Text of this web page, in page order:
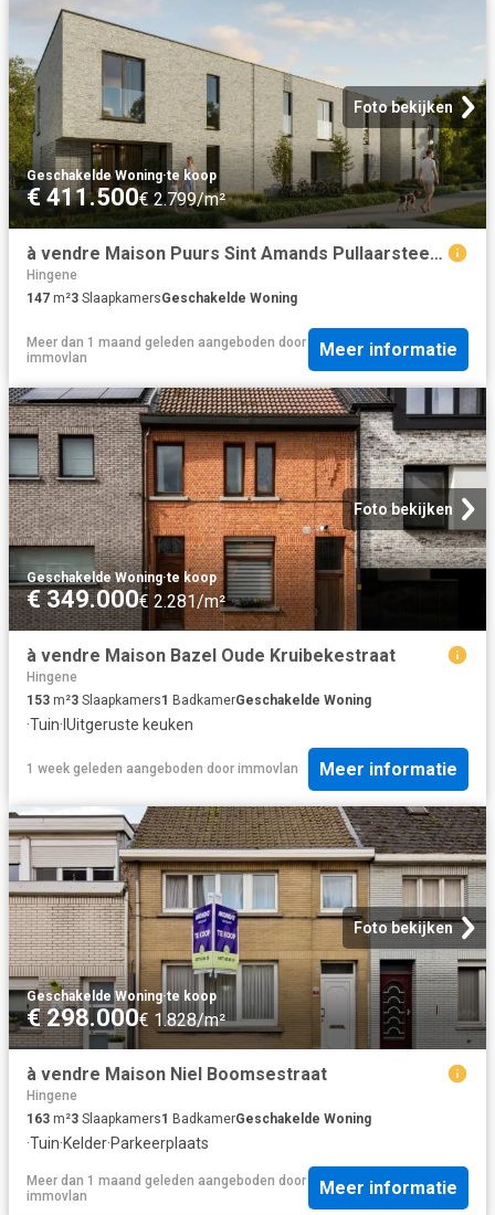
Foto bekijken
Geschakelde Woning·te koop
€ 411.500€ 2.799/m²
à vendre Maison Puurs Sint Amands Pullaarsteenweg
Hingene
147 m²3 SlaapkamersGeschakelde Woning
Meer dan 1 maand geleden aangeboden door
immovlan
Meer informatie
Foto bekijken
Geschakelde Woning·te koop
€ 349.000€ 2.281/m²
à vendre Maison Bazel Oude Kruibekestraat
Hingene
153 m²3 Slaapkamers1 BadkamerGeschakelde Woning
·Tuin·IUitgeruste keuken
1 week geleden aangeboden door immovlan Meer informatie
Foto bekijken
Geschakelde Woning·te koop
€ 298.000€ 1.828/m²
à vendre Maison Niel Boomsestraat
Hingene
163 m²3 Slaapkamers1 BadkamerGeschakelde Woning
·Tuin·Kelder·Parkeerplaats
Meer dan 1 maand geleden aangeboden door
immovlan
Meer informatie